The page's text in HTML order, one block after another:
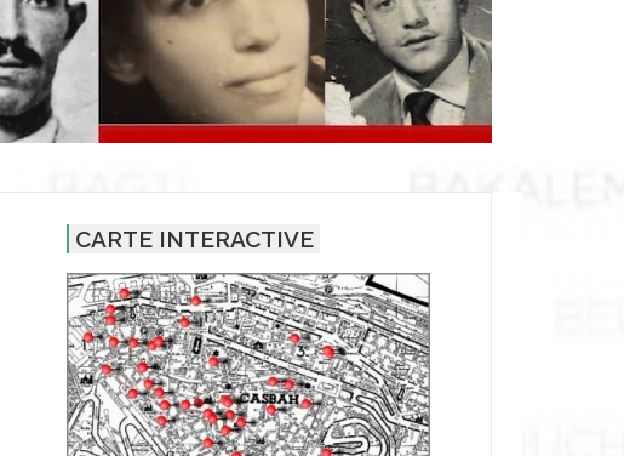
CARTE INTERACTIVE